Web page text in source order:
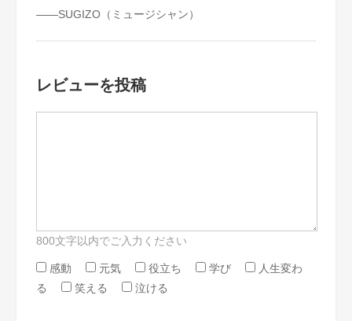
――SUGIZO（ミュージシャン）
レビューを投稿
800文字以内でご入力ください
感動 元気 役立ち 学び
人生変わ
る
笑える 泣ける